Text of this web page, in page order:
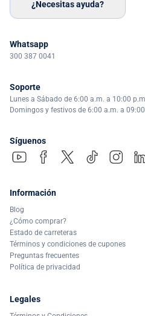
¿Necesitas ayuda?
Whatsapp
300 387 0041
Soporte
Lunes a Sábado de 6:00 a.m. a 10:00
Domingos y festivos de 6:00 a.m. a
Síguenos
Información
Blog
¿Cómo comprar?
Estado de carreteras
Términos y condiciones de cupones
Preguntas frecuentes
Política de privacidad
Legales